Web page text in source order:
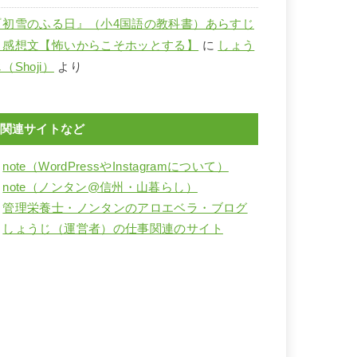
初雪のふる日』（小4国語の教科書）あらすじ
感想文【怖いからこそホッとする】
に しょう
Shoji）
より
関連サイトなど
note（WordPressやInstagramについて）
note（ノンタン@信州・山暮らし）
管理栄養士・ノンタンのアロエベラ・ブログ
しょうじ（運営者）の仕事関連のサイト